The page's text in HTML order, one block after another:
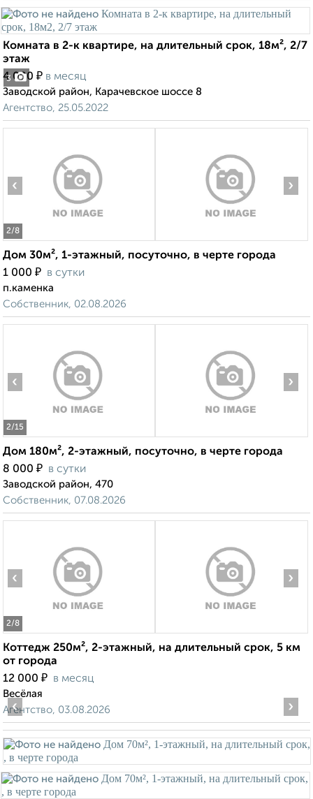
3
Комната в 2-к квартире, на длительный срок, 18м², 2/7
этаж
4 000 ₽ в месяц
Заводской район, Карачевское шоссе 8
Агентство, 25.05.2022
2/8
‹ ›
Дом 30м², 1-этажный, посуточно, в черте города
1 000 ₽ в сутки
п.каменка
Собственник, 02.08.2026
2/15
‹ ›
Дом 180м², 2-этажный, посуточно, в черте города
8 000 ₽ в сутки
Заводской район, 470
Собственник, 07.08.2026
2/8
‹ ›
Коттедж 250м², 2-этажный, на длительный срок, 5 км
от города
12 000 ₽ в месяц
Весёлая
Агентство, 03.08.2026
‹ ›